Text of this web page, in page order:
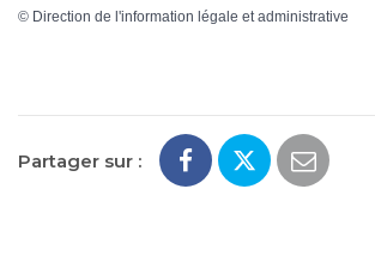
© Direction de l'information légale et administrative
Partager sur :